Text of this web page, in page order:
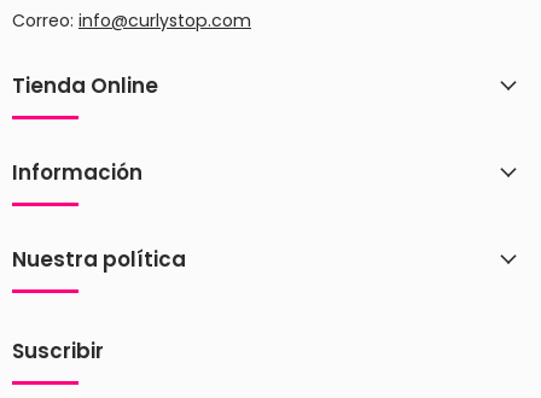
Correo: info@curlystop.com
Tienda Online
Información
Nuestra política
Suscribir